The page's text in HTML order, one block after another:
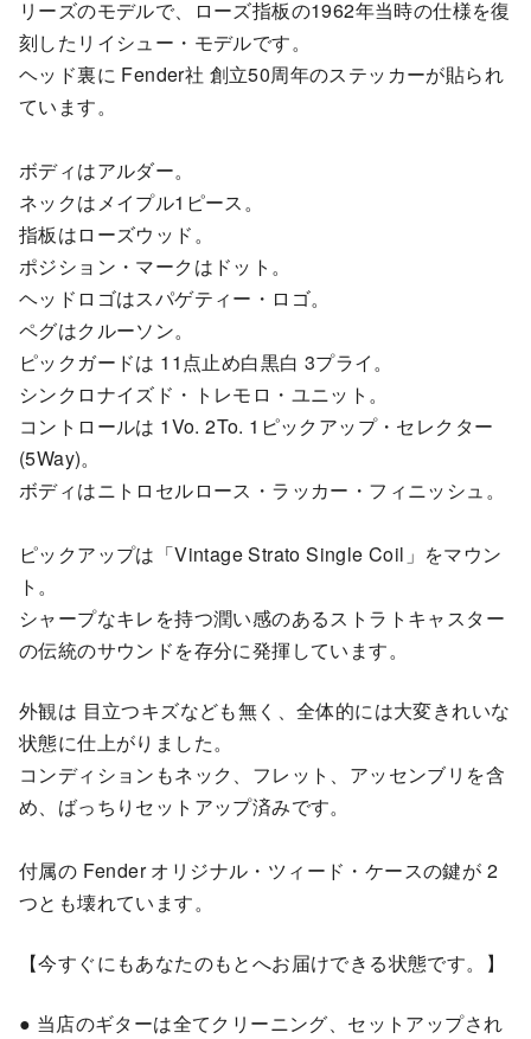
リーズのモデルで、ローズ指板の1962年当時の仕様を復
刻したリイシュー・モデルです。
ヘッド裏に Fender社 創立50周年のステッカーが貼られ
ています。
ボディはアルダー。
ネックはメイプル1ピース。
指板はローズウッド。
ポジション・マークはドット。
ヘッドロゴはスパゲティー・ロゴ。
ペグはクルーソン。
ピックガードは 11点止め白黒白 3プライ。
シンクロナイズド・トレモロ・ユニット。
コントロールは 1Vo. 2To. 1ピックアップ・セレクター
(5Way)。
ボディはニトロセルロース・ラッカー・フィニッシュ。
ピックアップは「Vintage Strato Single Coil」をマウン
ト。
シャープなキレを持つ潤い感のあるストラトキャスター
の伝統のサウンドを存分に発揮しています。
外観は 目立つキズなども無く、全体的には大変きれいな
状態に仕上がりました。
コンディションもネック、フレット、アッセンブリを含
め、ばっちりセットアップ済みです。
付属の Fender オリジナル・ツィード・ケースの鍵が 2
つとも壊れています。
【今すぐにもあなたのもとへお届けできる状態です。】
● 当店のギターは全てクリーニング、セットアップされ